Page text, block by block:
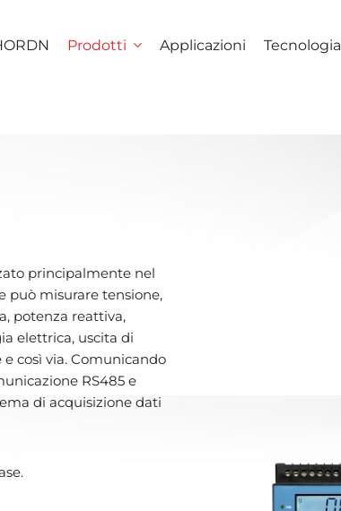
Prodotti Applicazioni Tecnologia
principalmente nel
può misurare tensione,
potenza reattiva,
elettrica, uscita di
così via. Comunicando
RS485 e
di acquisizione dati